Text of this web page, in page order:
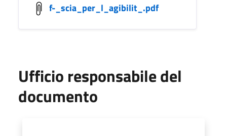
f-_scia_per_l_agibilit_.pdf
Ufficio responsabile del
documento